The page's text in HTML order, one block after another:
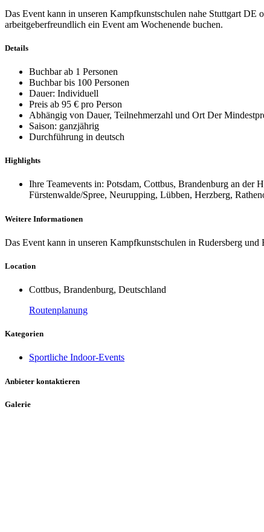
Das Event kann in unseren Kampfkunstschulen nahe Stuttgart
arbeitgeberfreundlich ein Event am Wochenende buchen.
Details
Buchbar ab 1 Personen
Buchbar bis 100 Personen
Dauer: Individuell
Preis ab 95 € pro Person
Abhängig von Dauer, Teilnehmerzahl und Ort Der
Saison: ganzjährig
Durchführung in deutsch
Highlights
Ihre Teamevents in: Potsdam, Cottbus, Brandenburg an
Fürstenwalde/Spree, Neurupping, Lübben, Herzberg,
Weitere Informationen
Das Event kann in unseren Kampfkunstschulen in Rudersberg
Location
Cottbus, Brandenburg, Deutschland
Routenplanung
Kategorien
Sportliche Indoor-Events
Anbieter kontaktieren
Galerie